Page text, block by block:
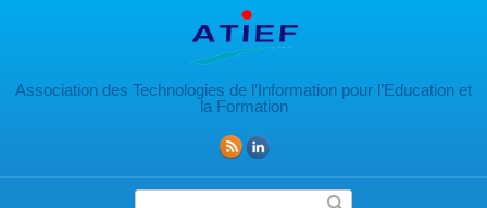
Association des Technologies de l’Information pour l’Education et
la Formation
Formulaire de recherche